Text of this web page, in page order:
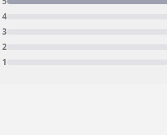
1
2
3
4